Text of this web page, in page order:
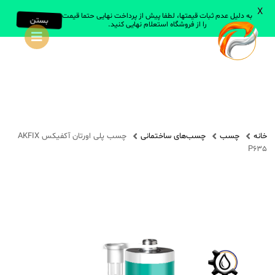
روغن های صنعتی
گریس های سیلیکون
همه گریس ها
خانه چسب چسب‌های ساختمانی
چسب پلی اورتان آکفیکس AKFIX
P635
به دلیل عدم ثبات قیمتها، لطفا پیش از پرداخت نهایی حتما قیمت
را از فروشگاه استعلام نهایی کنید.
بستن
X